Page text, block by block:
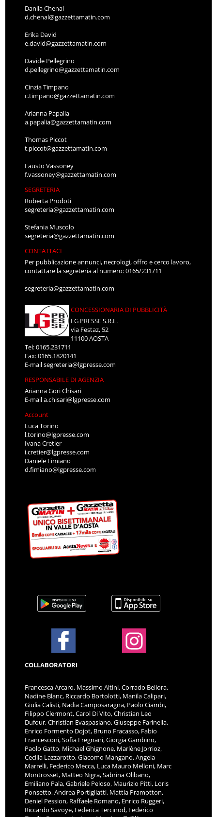
Danila Chenal
d.chenal@gazzettamatin.com
Erika David
e.david@gazzettamatin.com
Davide Pellegrino
d.pellegrino@gazzettamatin.com
Cinzia Timpano
c.timpano@gazzettamatin.com
Arianna Papalia
a.papalia@gazzettamatin.com
Thomas Piccot
t.piccot@gazzettamatin.com
Fausto Vassoney
f.vassoney@gazzettamatin.com
SEGRETERIA
Roberta Prodoti
segreteria@gazzettamatin.com
Stefania Muscolo
segreteria@gazzettamatin.com
CONTATTACI
Per pubblicazione annunci, necrologi, offro e cerco lavoro,
contattare la segreteria al numero: 0165/231711
segreteria@gazzettamatin.com
CONCESSIONARIA DI PUBBLICITÀ
LG PRESSE S.R.L.
via Festaz, 52
11100 AOSTA
Tel: 0165.231711
Fax: 0165.1820141
E-mailsegreteria@lgpresse.com
RESPONSABILE DI AGENZIA
Arianna Gori Chisari
E-maila.chisari@lgpresse.com
Account
Luca Torino
l.torino@lgpresse.com
Ivana Cretier
i.cretier@lgpresse.com
Daniele Fimiano
d.fimiano@lgpresse.com
COLLABORATORI
Francesca Arcaro, Massimo Altini, Corrado Bellora,
Nadine Blanc, Riccardo Bortolotti, Manila Calipari,
Giulia Calisti, Nadia Camposaragna, Paolo Ciambi,
Filippo Clermont, Carol Di Vito, Christian Leo
Dufour, Christian Evaspasiano, Giuseppe Farinella,
Enrico Formento Dojot, Bruno Fracasso, Fabio
Francesconi, Sofia Fregnani, Giorgia Gambino,
Paolo Gatto, Michael Ghignone, Marlène Jorrioz,
Cecilia Lazzarotto, Giacomo Mangano, Angela
Marrelli, Federico Mecca, Luca Mauro Melloni, Marc
Montrosset, Matteo Nigra, Sabrina Olibano,
Emiliano Pala, Gabriele Peloso, Maurizio Pitti, Loris
Ponsetto, Andrea Portigliatti, Mattia Pramotton,
Deniel Pession, Raffaele Romano, Enrico Ruggeri,
Riccardo Savoye, Federica Tercinod, Federico